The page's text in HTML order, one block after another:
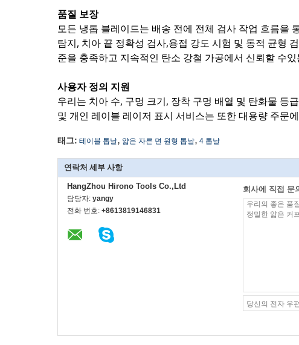
품질 보장
모든 냉톱 블레이드는 배송 전에 전체 검사 작업 흐름을
탐지, 치아 끝 정확성 검사,용접 강도 시험 및 동적 균형
준을 충족하고 지속적인 탄소 강철 가공에서 신뢰할 수
사용자 정의 지원
우리는 치아 수, 구멍 크기, 장착 구멍 배열 및 탄화물 등
및 개인 레이블 레이저 표시 서비스는 또한 대용량 주문
태그: 테이블 톱날, 얇은 자른 면 원형 톱날, 4 톱날
연락처 세부 사항
HangZhou Hirono Tools Co.,Ltd
담당자: yangy
전화 번호: +8613819146831
회사에 직접 문